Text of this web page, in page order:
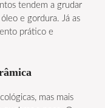
tendem a grudar
e gordura. Já as
prático e
mas mais